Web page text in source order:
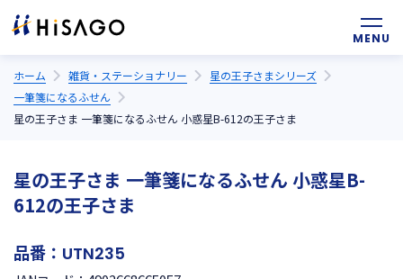
ホーム 雑貨・ステーショナリー
星の王子さまシリーズ
一筆箋になるふせん
星の王子さま 一筆箋になるふせん 小惑星B-612の王子さま
星の王子さま 一筆箋になるふせん 小惑星B-
612の王子さま
品番： UTN235